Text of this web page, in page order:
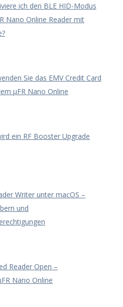
ich den BLE HID-Modus
Nano Online Reader mit
Sie das EMV Credit Card
μFR Nano Online
ein RF Booster Upgrade
Writer unter macOS –
und
Reader Open –
Nano Online